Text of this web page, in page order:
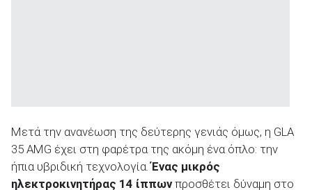
Μετά την ανανέωση της δεύτερης γενιάς όμως, η GLA
35 AMG έχει στη φαρέτρα της ακόμη ένα όπλο: την
ήπια υβριδική τεχνολογία.Ένας μικρός
ηλεκτροκινητήρας 14 ίππωνπροσθέτει δύναμη στο